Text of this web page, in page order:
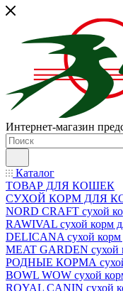
Интернет-магазин
Каталог
ТОВАР ДЛЯ КОШЕК
СУХОЙ КОРМ ДЛЯ
NORD CRAFT сухой
RAWIVAL сухой корм
DELICANA сухой корм
MEAT GARDEN сухой
РОДНЫЕ КОРМА сухой
BOWL WOW сухой
ROYAL CANIN сухой